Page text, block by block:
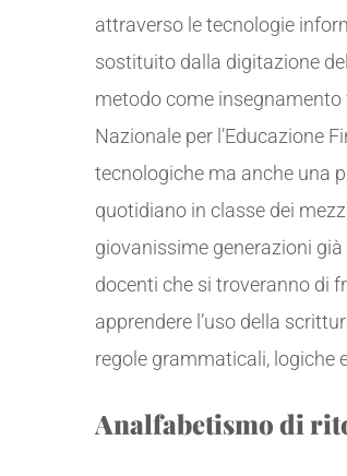
attraverso le tecnologie
sostituito dalla digitazione
metodo come
Nazionale per l’Educazione
tecnologiche ma anche una
quotidiano in classe dei
giovanissime generazioni
docenti che si troveranno di
apprendere l’uso della
regole grammaticali, logiche
Analfabetismo di